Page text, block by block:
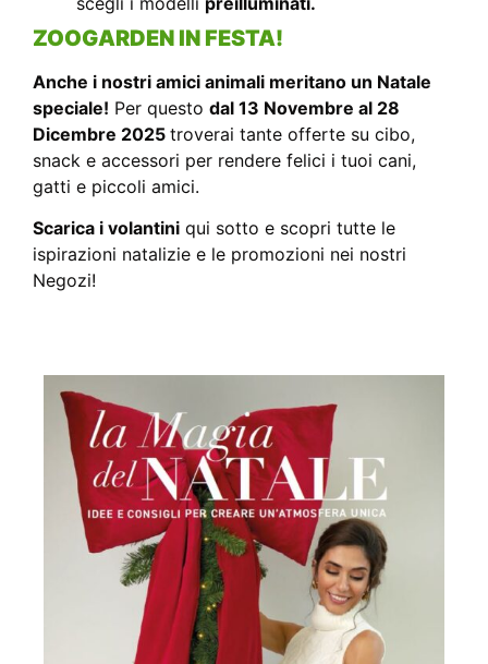
ZOOGARDEN IN FESTA!
Anche i nostri amici animali meritano un Natale
speciale! Per questo dal 13 Novembre al 28
Dicembre 2025 troverai tante offerte su cibo,
snack e accessori per rendere felici i tuoi cani,
gatti e piccoli amici.
Scarica i volantini qui sotto e scopri tutte le
ispirazioni natalizie e le promozioni nei nostri
Negozi!